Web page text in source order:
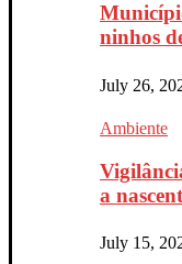
ninhos
July 26,
Ambiente
a
July 15,